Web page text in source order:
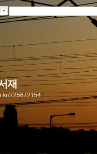
재
725672154